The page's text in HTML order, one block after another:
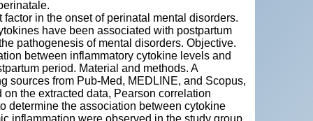
in the onset of perinatal mental disorders.
have been associated with postpartum
pathogenesis of mental disorders. Objective.
between inflammatory cytokine levels and
period. Material and methods. A
sources from Pub-Med, MEDLINE, and Scopus,
the extracted data, Pearson correlation
determine the association between cytokine
inflammation were observed in the study group.